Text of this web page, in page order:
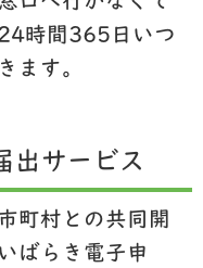
時間365日いつ
ます。
出サービス
町村との共同開
いばらき電子申